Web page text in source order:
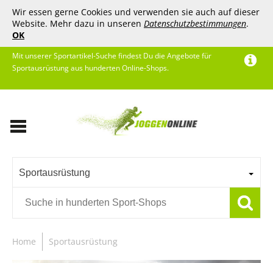
Wir essen gerne Cookies und verwenden sie auch auf dieser
Website. Mehr dazu in unseren Datenschutzbestimmungen.
OK
Mit unserer Sportartikel-Suche findest Du die Angebote für
Sportausrüstung aus hunderten Online-Shops.
Sportausrüstung
Home Sportausrüstung